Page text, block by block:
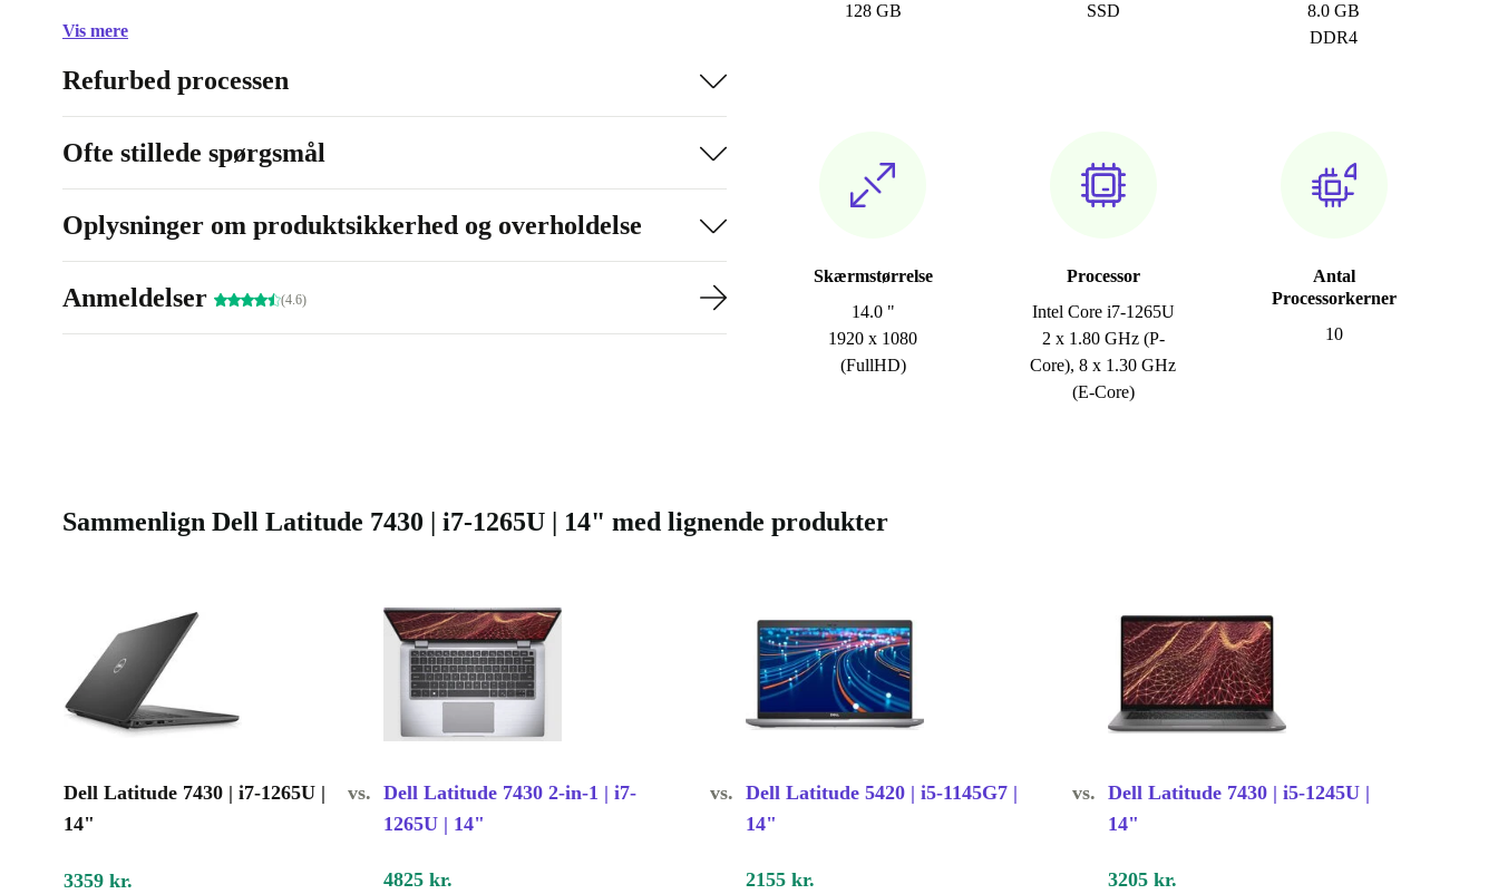
128 GB
SSD
8.0 GB
DDR4
Skærmstørrelse
14.0 "
1920 x 1080
(FullHD)
Processor
Intel Core i7-1265U
2 x 1.80 GHz (P-
Core), 8 x 1.30 GHz
(E-Core)
Antal
Processorkerner
10
Vis mere
Refurbed processen
Ofte stillede spørgsmål
Oplysninger om produktsikkerhed og overholdelse
Anmeldelser (4.6)
Sammenlign Dell Latitude 7430 | i7-1265U | 14" med lignende produkter
Dell Latitude 7430 | i7-1265U |
14"
vs. Dell Latitude 7430 2-in-1 | i7-
1265U | 14"
vs. Dell Latitude 5420 | i5-1145G7 |
14"
vs. Dell Latitude 7430 | i5-1245U |
14"
3359 kr. 4825 kr. 2155 kr. 3205 kr.